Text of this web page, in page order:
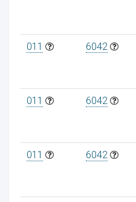
011 6042
011 6042
011 6042